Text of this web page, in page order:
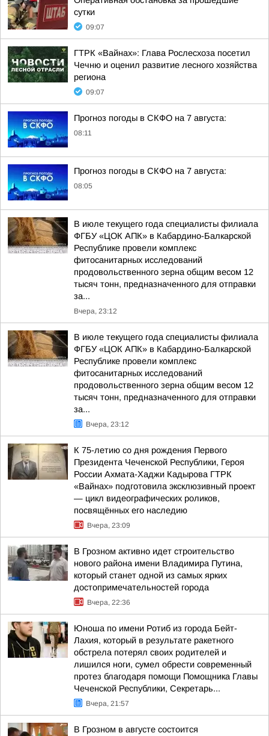
сутки
09:07
ГТРК «Вайнах»: Глава Рослесхоза посетил
Чечню и оценил развитие лесного хозяйства
региона
09:07
Прогноз погоды в СКФО на 7 августа:
08:11
Прогноз погоды в СКФО на 7 августа:
08:05
В июле текущего года специалисты филиала
ФГБУ «ЦОК АПК» в Кабардино-Балкарской
Республике провели комплекс
фитосанитарных исследований
продовольственного зерна общим весом 12
тысяч тонн, предназначенного для отправки
за...
Вчера, 23:12
В июле текущего года специалисты филиала
ФГБУ «ЦОК АПК» в Кабардино-Балкарской
Республике провели комплекс
фитосанитарных исследований
продовольственного зерна общим весом 12
тысяч тонн, предназначенного для отправки
за...
Вчера, 23:12
К 75-летию со дня рождения Первого
Президента Чеченской Республики, Героя
России Ахмата-Хаджи Кадырова ГТРК
«Вайнах» подготовила эксклюзивный проект
— цикл видеографических роликов,
посвящённых его наследию
Вчера, 23:09
В Грозном активно идет строительство
нового района имени Владимира Путина,
который станет одной из самых ярких
достопримечательностей города
Вчера, 22:36
Юноша по имени Ротиб из города Бейт-
Лахия, который в результате ракетного
обстрела потерял своих родителей и
лишился ноги, сумел обрести современный
протез благодаря помощи Помощника Главы
Чеченской Республики, Секретарь...
Вчера, 21:57
В Грозном в августе состоится